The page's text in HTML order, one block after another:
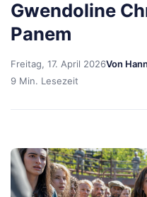
Gwendoline
Panem
Freitag, 17. April 2026Von
9 Min. Lesezeit